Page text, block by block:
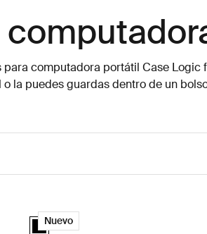
computadora portátil Case Logic
la puedes guardas dentro de un
Case Logic LAPS funda para laptop 14''
Nuevo
Case Logic LAPS laptop sleeve 14'' with